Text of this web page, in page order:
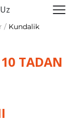
Uz
/ Kundalik
TADAN